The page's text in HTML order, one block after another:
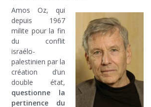
Amos Oz, qui
depuis 1967
milite pour la fin
du conflit
israélo-
palestinien par la
création d’un
double état,
questionne la
pertinence du